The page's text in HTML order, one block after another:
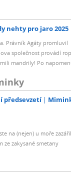
nehty pro jaro 2025
Právník Agáty promluvil
společnost provádí
mandrily! Po
předsevzetí
na (nejen) u moře
ze zakysané smetany